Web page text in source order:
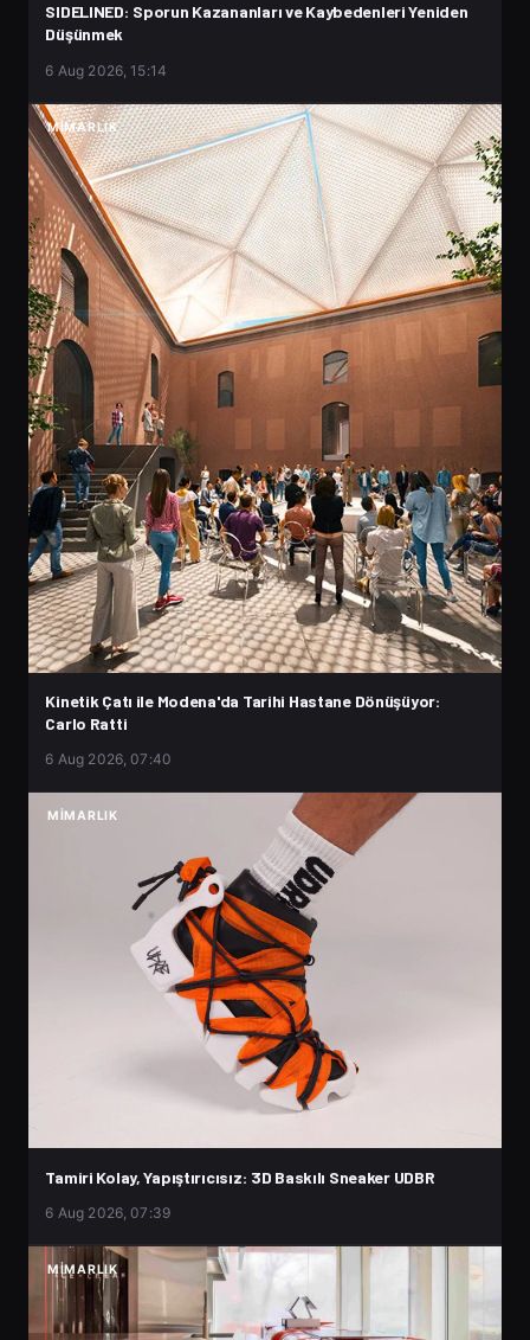
SIDELINED: Sporun Kazananları ve Kaybedenleri Yeniden
Düşünmek
6 Aug 2026, 15:14
MIMARLIK
Kinetik Çatı ile Modena'da Tarihi Hastane Dönüşüyor:
Carlo Ratti
6 Aug 2026, 07:40
MIMARLIK
Tamiri Kolay, Yapıştırıcısız: 3D Baskılı Sneaker UDBR
6 Aug 2026, 07:39
MIMARLIK